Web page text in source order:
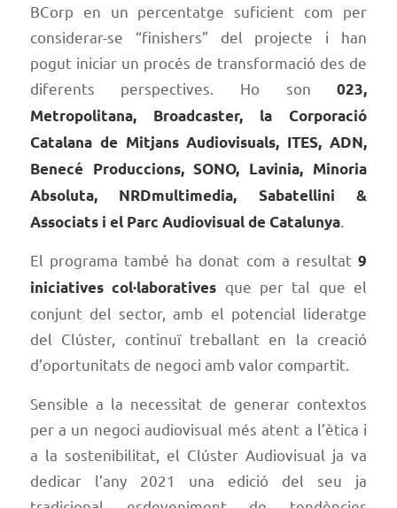
BCorp en un percentatge suficient com per
considerar-se “finishers” del projecte i han
pogut iniciar un procés de transformació des de
diferents perspectives. Ho son023,
Metropolitana, Broadcaster, la Corporació
Catalana de Mitjans Audiovisuals, ITES, ADN,
Benecé Produccions, SONO, Lavinia, Minoria
Absoluta, NRDmultimedia, Sabatellini &
Associats i el Parc Audiovisual de Catalunya.
El programa també ha donat com a resultat9
iniciatives col·laboratives que per tal que el
conjunt del sector, amb el potencial lideratge
del Clúster, continuï treballant en la creació
d’oportunitats de negoci amb valor compartit.
Sensible a la necessitat de generar contextos
per a un negoci audiovisual més atent a l’ètica i
a la sostenibilitat, el Clúster Audiovisual ja va
dedicar l’any 2021 una edició del seu ja